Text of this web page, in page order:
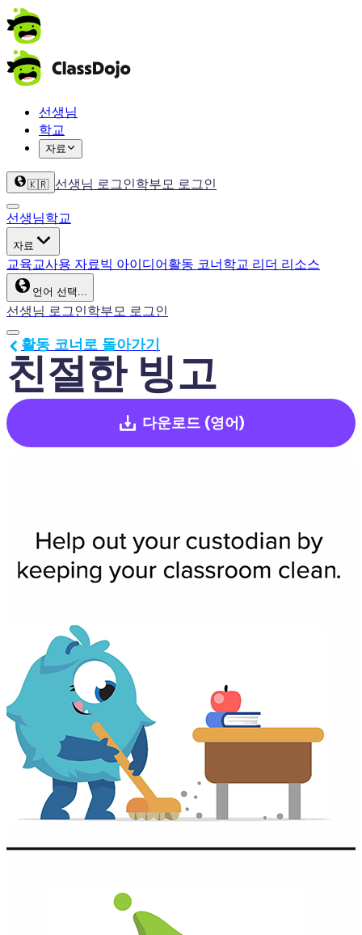
선생님
학교
자료
🇰🇷 선생님 로그인학부모 로그인
선생님학교
자료
교육교사용 자료빅 아이디어활동 코너학교 리더 리소스
언어 선택...
선생님 로그인학부모 로그인
친절한 빙고
활동 코너로 돌아가기
다운로드 (영어)